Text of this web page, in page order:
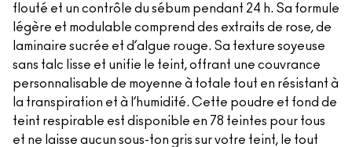
flouté et un contrôle du sébum pendant 24 h. Sa formule
légère et modulable comprend des extraits de rose, de
laminaire sucrée et d’algue rouge. Sa texture soyeuse
sans talc lisse et unifie le teint, offrant une couvrance
personnalisable de moyenne à totale tout en résistant à
la transpiration et à l’humidité. Cette poudre et fond de
teint respirable est disponible en 78 teintes pour tous
et ne laisse aucun sous-ton gris sur votre teint, le tout